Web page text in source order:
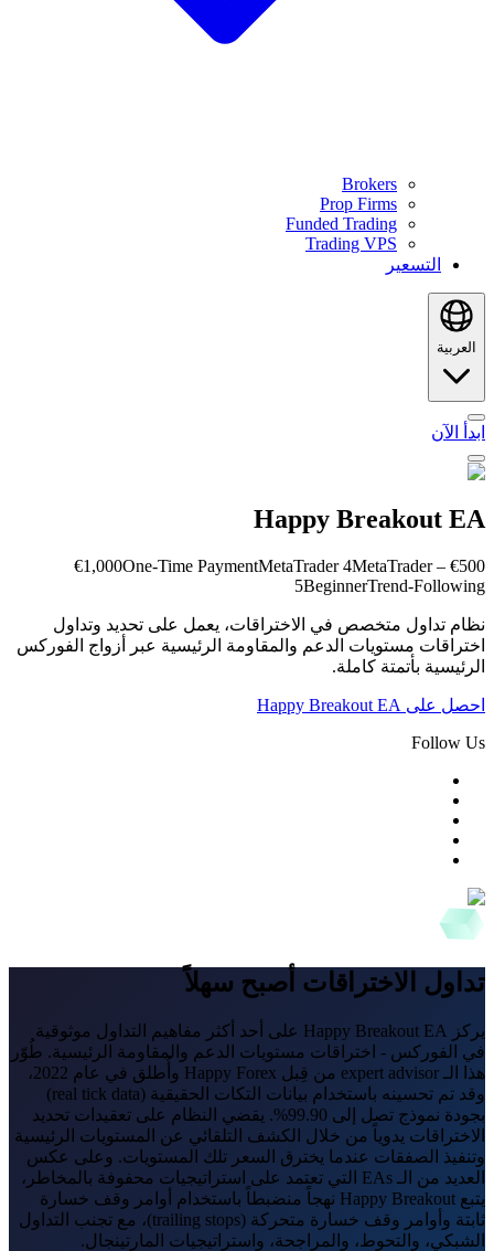
Brokers
Prop Firms
Funded Trading
Trading VPS
التسعير
العربية
ابدأ الآن
Happy Breakout EA
€500 – €1,000
One-Time PaymentMetaTrader 4MetaTrader
5BeginnerTrend-Following
نظام تداول متخصص في الاختراقات، يعمل على تحديد وتداول
اختراقات مستويات الدعم والمقاومة الرئيسية عبر أزواج الفوركس
الرئيسية بأتمتة كاملة.
احصل على Happy Breakout EA
Follow Us
تداول الاختراقات أصبح سهلاً
يركز Happy Breakout EA على أحد أكثر مفاهيم التداول موثوقية
في الفوركس - اختراقات مستويات الدعم والمقاومة الرئيسية. طُوّر
هذا الـ expert advisor من قِبل Happy Forex وأُطلق في عام 2022،
وقد تم تحسينه باستخدام بيانات التكات الحقيقية (real tick data)
بجودة نموذج تصل إلى 99.90%. يقضي النظام على تعقيدات تحديد
الاختراقات يدوياً من خلال الكشف التلقائي عن المستويات الرئيسية
وتنفيذ الصفقات عندما يخترق السعر تلك المستويات. وعلى عكس
العديد من الـ EAs التي تعتمد على استراتيجيات محفوفة بالمخاطر،
يتبع Happy Breakout نهجاً منضبطاً باستخدام أوامر وقف خسارة
ثابتة وأوامر وقف خسارة متحركة (trailing stops)، مع تجنب التداول
الشبكي، والتحوط، والمراجحة، واستراتيجيات المارتينجال.